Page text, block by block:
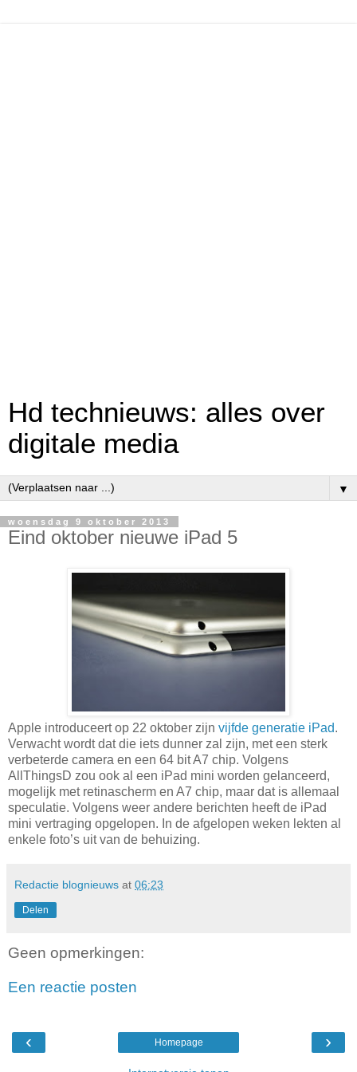
Hd technieuws: alles over
digitale media
▼
woensdag 9 oktober 2013
Eind oktober nieuwe iPad 5
Apple introduceert op 22 oktober zijn vijfde generatie iPad.
Verwacht wordt dat die iets dunner zal zijn, met een sterk
verbeterde camera en een 64 bit A7 chip. Volgens
AllThingsD zou ook al een iPad mini worden gelanceerd,
mogelijk met retinascherm en A7 chip, maar dat is allemaal
speculatie. Volgens weer andere berichten heeft de iPad
mini vertraging opgelopen. In de afgelopen weken lekten al
enkele foto’s uit van de behuizing.
Redactie blognieuws at 06:23
Delen
Geen opmerkingen:
Een reactie posten
‹ ›
Homepage